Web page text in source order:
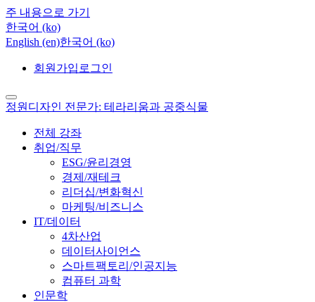
주 내용으로 가기
한국어 ‎(ko)‎
English ‎(en)‎한국어 ‎(ko)‎
회원가입 로그인
정원디자인 전문가: 테라리움과 공중식물
전체 강좌
취업/직무
ESG/윤리경영
경제/재테크
리더십/변화혁신
마케팅/비즈니스
IT/데이터
4차산업
데이터사이언스
스마트팩토리/인공지능
컴퓨터 과학
인문학